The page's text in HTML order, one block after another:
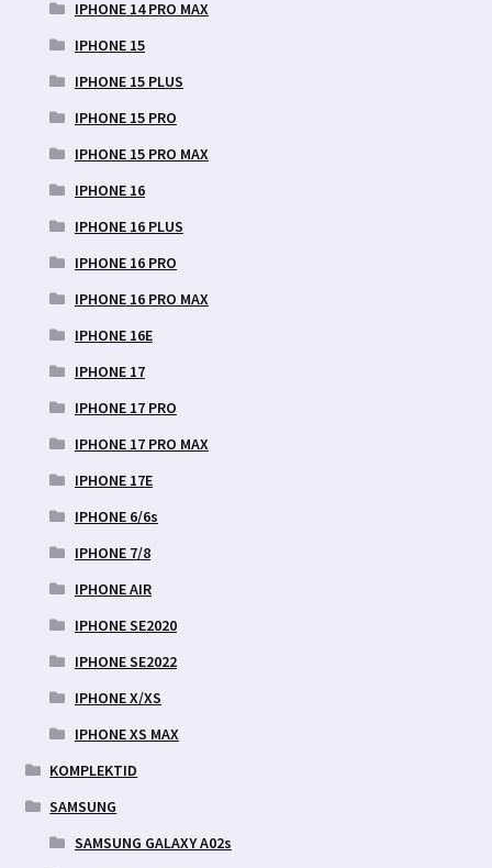
IPHONE 14 PRO MAX
IPHONE 15
IPHONE 15 PLUS
IPHONE 15 PRO
IPHONE 15 PRO MAX
IPHONE 16
IPHONE 16 PLUS
IPHONE 16 PRO
IPHONE 16 PRO MAX
IPHONE 16E
IPHONE 17
IPHONE 17 PRO
IPHONE 17 PRO MAX
IPHONE 17E
IPHONE 6/6s
IPHONE 7/8
IPHONE AIR
IPHONE SE2020
IPHONE SE2022
IPHONE X/XS
IPHONE XS MAX
KOMPLEKTID
SAMSUNG
SAMSUNG GALAXY A02s